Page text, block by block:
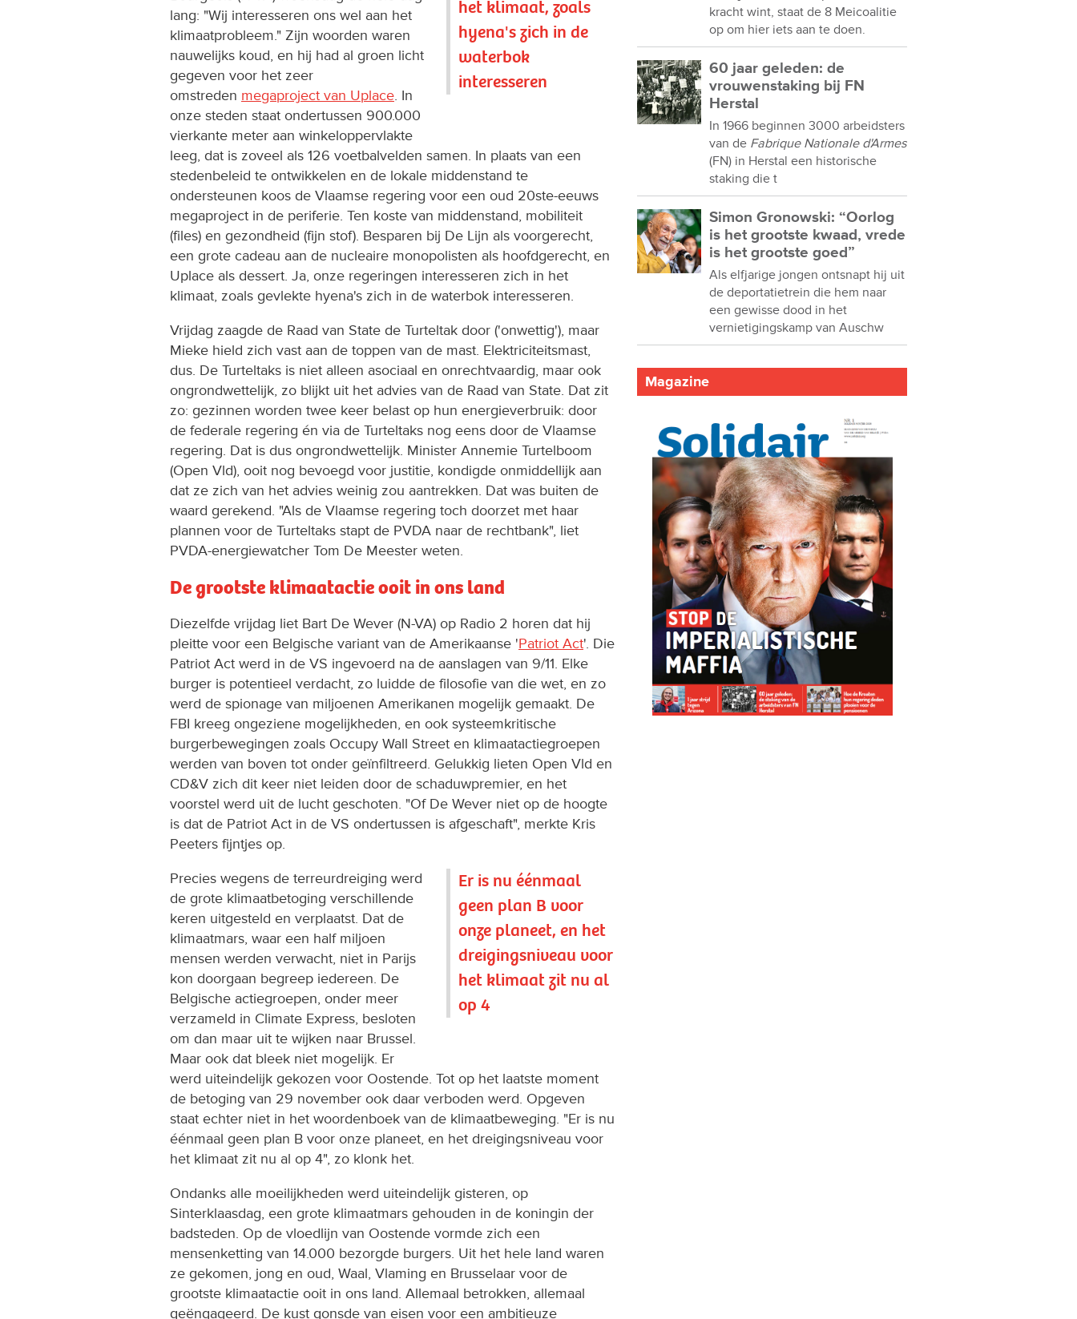
het klimaat, zoals
hyena's zich in de
waterbok
interesseren
lang: "Wij interesseren ons wel aan het
klimaatprobleem." Zijn woorden waren
nauwelijks koud, en hij had al groen licht
gegeven voor het zeer
omstreden megaproject van Uplace. In
onze steden staat ondertussen 900.000
vierkante meter aan winkeloppervlakte
leeg, dat is zoveel als 126 voetbalvelden samen. In plaats van een
stedenbeleid te ontwikkelen en de lokale middenstand te
ondersteunen koos de Vlaamse regering voor een oud 20ste-eeuws
megaproject in de periferie. Ten koste van middenstand, mobiliteit
(files) en gezondheid (fijn stof). Besparen bij De Lijn als voorgerecht,
een grote cadeau aan de nucleaire monopolisten als hoofdgerecht, en
Uplace als dessert. Ja, onze regeringen interesseren zich in het
klimaat, zoals gevlekte hyena's zich in de waterbok interesseren.
Vrijdag zaagde de Raad van State de Turteltak door ('onwettig'), maar
Mieke hield zich vast aan de toppen van de mast. Elektriciteitsmast,
dus. De Turteltaks is niet alleen asociaal en onrechtvaardig, maar ook
ongrondwettelijk, zo blijkt uit het advies van de Raad van State. Dat zit
zo: gezinnen worden twee keer belast op hun energieverbruik: door
de federale regering én via de Turteltaks nog eens door de Vlaamse
regering. Dat is dus ongrondwettelijk. Minister Annemie Turtelboom
(Open Vld), ooit nog bevoegd voor justitie, kondigde onmiddellijk aan
dat ze zich van het advies weinig zou aantrekken. Dat was buiten de
waard gerekend. "Als de Vlaamse regering toch doorzet met haar
plannen voor de Turteltaks stapt de PVDA naar de rechtbank", liet
PVDA-energiewatcher Tom De Meester weten.
De grootste klimaatactie ooit in ons land
Diezelfde vrijdag liet Bart De Wever (N-VA) op Radio 2 horen dat hij
pleitte voor een Belgische variant van de Amerikaanse 'Patriot Act'. Die
Patriot Act werd in de VS ingevoerd na de aanslagen van 9/11. Elke
burger is potentieel verdacht, zo luidde de filosofie van die wet, en zo
werd de spionage van miljoenen Amerikanen mogelijk gemaakt. De
FBI kreeg ongeziene mogelijkheden, en ook systeemkritische
burgerbewegingen zoals Occupy Wall Street en klimaatactiegroepen
werden van boven tot onder geïnfiltreerd. Gelukkig lieten Open Vld en
CD&V zich dit keer niet leiden door de schaduwpremier, en het
voorstel werd uit de lucht geschoten. "Of De Wever niet op de hoogte
is dat de Patriot Act in de VS ondertussen is afgeschaft", merkte Kris
Peeters fijntjes op.
Er is nu éénmaal
geen plan B voor
onze planeet, en het
dreigingsniveau voor
het klimaat zit nu al
op 4
Precies wegens de terreurdreiging werd
de grote klimaatbetoging verschillende
keren uitgesteld en verplaatst. Dat de
klimaatmars, waar een half miljoen
mensen werden verwacht, niet in Parijs
kon doorgaan begreep iedereen. De
Belgische actiegroepen, onder meer
verzameld in Climate Express, besloten
om dan maar uit te wijken naar Brussel.
Maar ook dat bleek niet mogelijk. Er
werd uiteindelijk gekozen voor Oostende. Tot op het laatste moment
de betoging van 29 november ook daar verboden werd. Opgeven
staat echter niet in het woordenboek van de klimaatbeweging. "Er is nu
éénmaal geen plan B voor onze planeet, en het dreigingsniveau voor
het klimaat zit nu al op 4", zo klonk het.
Ondanks alle moeilijkheden werd uiteindelijk gisteren, op
Sinterklaasdag, een grote klimaatmars gehouden in de koningin der
badsteden. Op de vloedlijn van Oostende vormde zich een
mensenketting van 14.000 bezorgde burgers. Uit het hele land waren
ze gekomen, jong en oud, Waal, Vlaming en Brusselaar voor de
grootste klimaatactie ooit in ons land. Allemaal betrokken, allemaal
geëngageerd. De kust gonsde van eisen voor een ambitieuze
kracht wint, staat de 8 Meicoalitie
op om hier iets aan te doen.
60 jaar geleden: de
vrouwenstaking bij FN
Herstal
In 1966 beginnen 3000 arbeidsters
van de Fabrique Nationale d'Armes
(FN) in Herstal een historische
staking die t
Simon Gronowski: “Oorlog
is het grootste kwaad, vrede
is het grootste goed”
Als elfjarige jongen ontsnapt hij uit
de deportatietrein die hem naar
een gewisse dood in het
vernietigingskamp van Auschw
Magazine